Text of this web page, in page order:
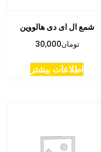
شمع ال ای دی هالووین
تومان30,000
اطلاعات بیشتر